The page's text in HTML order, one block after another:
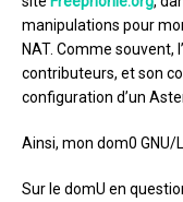
manipulations pour
NAT. Comme souvent,
contributeurs, et son
configuration d’un
Ainsi, mon dom0 GNU/
Sur le domU en